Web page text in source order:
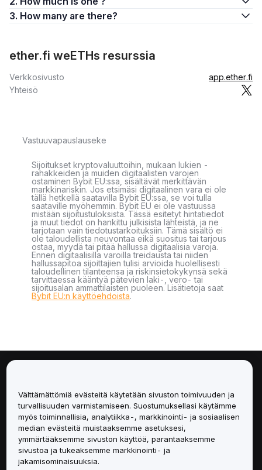
3. How many are there?
ether.fi weETHs resurssia
Verkkosivusto
app.ether.fi
Yhteisö
Vastuuvapauslauseke
Sijoitukset kryptovaluuttoihin, mukaan lukien -
rahakkeiden ja muiden digitaalisten varojen
ostaminen Bybit EU:ssa, sisältävät merkittävän
markkinariskin. Jos etsimäsi digitaalinen vara ei ole
tällä hetkellä saatavilla Bybit EU:ssa, se voi tulla
saataville myöhemmin. Bybit EU ei ole vastuussa
mistään sijoitustuloksista. Tässä esitetyt hintatiedot
ja muut tiedot on hankittu julkisista lähteistä, ja ne
tarjotaan vain tiedotustarkoituksiin. Tämä sisältö ei
ole taloudellista neuvontaa eikä suositus tai tarjous
ostaa, myydä tai pitää hallussa digitaalisia varoja.
Ennen digitaalisilla varoilla treidausta tai niiden
hallussapitoa sijoittajien tulisi arvioida huolellisesti
taloudellinen tilanteensa ja riskinsietokykynsä sekä
tarvittaessa kääntyä pätevien laki-, vero- tai
sijoitusalan ammattilaisten puoleen. Lisätietoja saat
Bybit EU:n käyttöehdoista.
Palvelut
Tuki
Tuotteet
Välttämättömiä evästeitä käytetään sivuston toimivuuden ja
turvallisuuden varmistamiseen. Suostumuksellasi käytämme
myös toiminnallisia, analytiikka-, markkinointi- ja sosiaalisen
median evästeitä muistaaksemme asetuksesi,
ymmärtääksemme sivuston käyttöä, parantaaksemme
sivustoa ja tukeaksemme markkinointi- ja
jakamisominaisuuksia.